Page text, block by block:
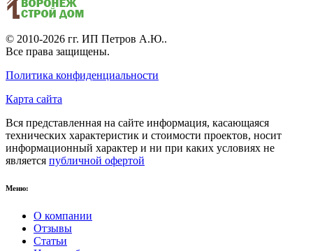
© 2010-2026 гг. ИП Петров А.Ю..
Все права защищены.
Политика конфиденциальности
Карта сайта
Вся представленная на сайте информация, касающаяся
технических характеристик и стоимости проектов, носит
информационный характер и ни при каких условиях не
является публичной офертой
Меню:
О компании
Отзывы
Статьи